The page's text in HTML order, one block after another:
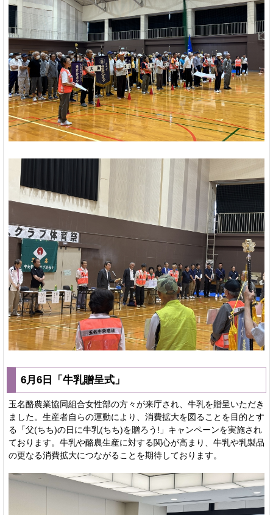
6月6日「牛乳贈呈式」
玉名酪農業協同組合女性部の方々が来庁され、牛乳を贈呈いただき
ました。生産者自らの運動により、消費拡大を図ることを目的とす
る「父(ちち)の日に牛乳(ちち)を贈ろう!」キャンペーンを実施され
ております。牛乳や酪農生産に対する関心が高まり、牛乳や乳製品
の更なる消費拡大につながることを期待しております。